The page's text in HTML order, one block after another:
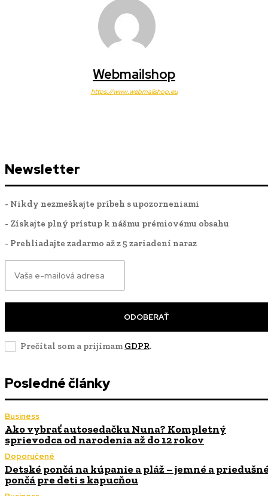
Webmailshop
https://www.webmailshop.eu
Newsletter
- Nikdy nezmeškajte príbeh s upozorneniami
- Získajte plný prístup k nášmu prémiovému obsahu
- Prehliadajte zadarmo až z 5 zariadení naraz
ODOBERAŤ
Prečítal som a prijímam GDPR.
Posledné články
Business
Ako vybrať autosedačku Nuna? Kompletný
sprievodca od narodenia až do 12 rokov
Doporučené
Detské pončá na kúpanie a pláž – jemné a
pončá pre deti s kapucňou